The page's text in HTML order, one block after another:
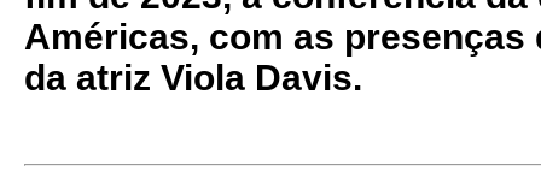
Américas, com as presenças
da atriz Viola Davis.